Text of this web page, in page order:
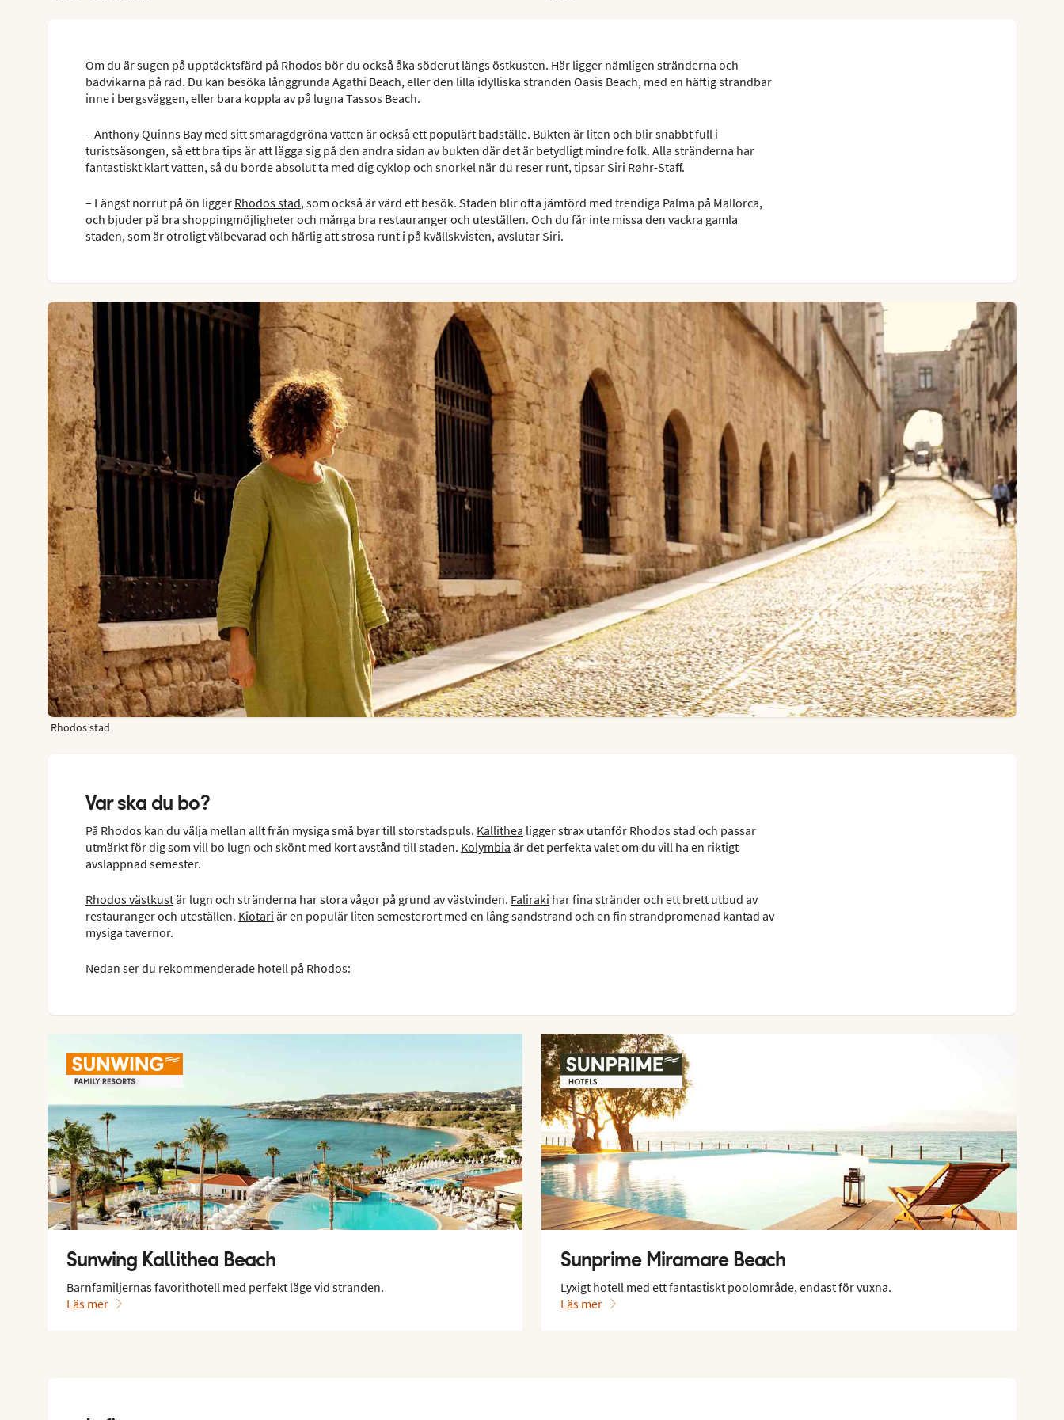
Om du är sugen på upptäcktsfärd på Rhodos bör du också åka söderut längs östkusten. Här ligger nämligen stränderna och
badvikarna på rad. Du kan besöka långgrunda Agathi Beach, eller den lilla idylliska stranden Oasis Beach, med en häftig strandbar
inne i bergsväggen, eller bara koppla av på lugna Tassos Beach.
– Anthony Quinns Bay med sitt smaragdgröna vatten är också ett populärt badställe. Bukten är liten och blir snabbt full i
turistsäsongen, så ett bra tips är att lägga sig på den andra sidan av bukten där det är betydligt mindre folk. Alla stränderna har
fantastiskt klart vatten, så du borde absolut ta med dig cyklop och snorkel när du reser runt, tipsar Siri Røhr-Staff.
– Längst norrut på ön ligger Rhodos stad, som också är värd ett besök. Staden blir ofta jämförd med trendiga Palma på Mallorca,
och bjuder på bra shoppingmöjligheter och många bra restauranger och uteställen. Och du får inte missa den vackra gamla
staden, som är otroligt välbevarad och härlig att strosa runt i på kvällskvisten, avslutar Siri.
Rhodos stad
Var ska du bo?
På Rhodos kan du välja mellan allt från mysiga små byar till storstadspuls. Kallithea ligger strax utanför Rhodos stad och passar
utmärkt för dig som vill bo lugn och skönt med kort avstånd till staden. Kolymbia är det perfekta valet om du vill ha en riktigt
avslappnad semester.
Rhodos västkustär lugn och stränderna har stora vågor på grund av västvinden. Faliraki har fina stränder och ett brett utbud av
restauranger och uteställen. Kiotari är en populär liten semesterort med en lång sandstrand och en fin strandpromenad kantad av
mysiga tavernor.
Nedan ser du rekommenderade hotell på Rhodos:
Sunwing Kallithea Beach
Barnfamiljernas favorithotell med perfekt läge vid stranden.
Läs mer
Sunprime Miramare Beach
Lyxigt hotell med ett fantastiskt poolområde, endast för vuxna.
Läs mer